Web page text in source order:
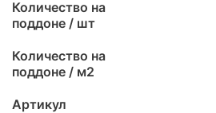
Количество на
поддоне / шт
Количество на
поддоне / м2
Артикул